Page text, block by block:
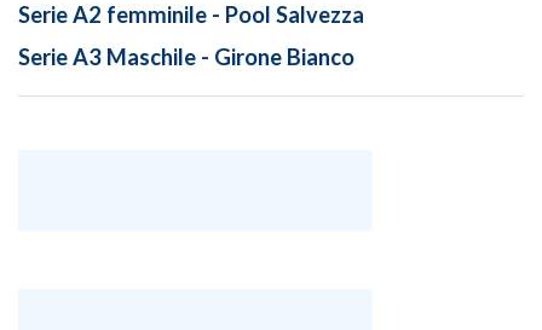
Serie A2 femminile - Pool Salvezza
Serie A3 Maschile - Girone Bianco